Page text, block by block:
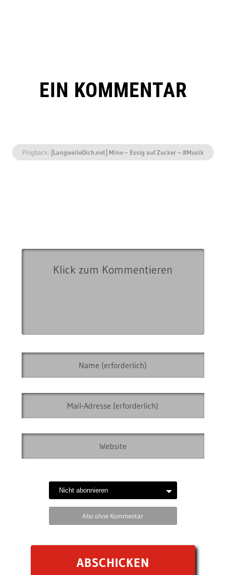
EIN KOMMENTAR
Pingback: [LangweileDich.net] Mine – Essig auf Zucker – #Musik
Abo ohne Kommentar